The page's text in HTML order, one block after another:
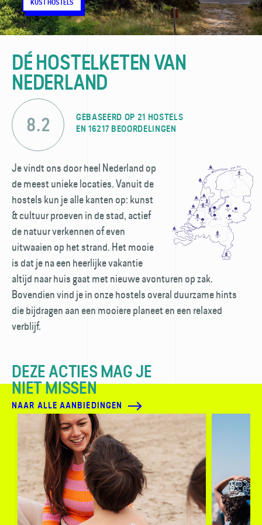
CITY HOSTELS
KUST HOSTELS
NATUUR HOSTELS
CITY HOSTELS
KUST HOSTELS
NATUUR HOSTELS
CITY HOSTELS
KUST HOSTELS
NATUUR HOSTELS
DÉ HOSTELKETEN VAN
NEDERLAND
8.2
GEBASEERD OP 21 HOSTELS
EN 16217 BEOORDELINGEN
Je vindt ons door heel Nederland op
de meest unieke locaties. Vanuit de
hostels kun je alle kanten op: kunst
& cultuur proeven in de stad, actief
de natuur verkennen of even
uitwaaien op het strand. Het mooie
is dat je na een heerlijke vakantie
altijd naar huis gaat met nieuwe avonturen op zak.
Bovendien vind je in onze hostels overal duurzame hints
die bijdragen aan een mooiere planeet en een relaxed
verblijf.
DEZE ACTIES MAG JE
NIET MISSEN
NAAR ALLE AANBIEDINGEN